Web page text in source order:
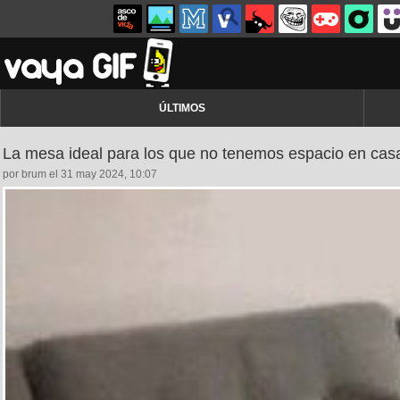
ÚLTIMOS
La mesa ideal para los que no tenemos espacio en
por brum el 31 may 2024, 10:07